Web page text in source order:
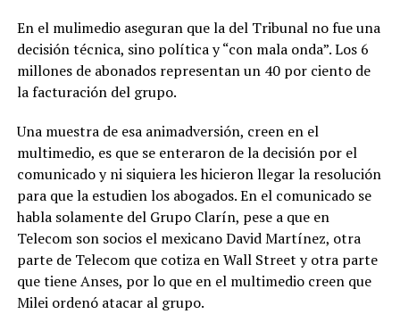
En el mulimedio aseguran que la del Tribunal no fue una
decisión técnica, sino política y “con mala onda”. Los 6
millones de abonados representan un 40 por ciento de
la facturación del grupo.
Una muestra de esa animadversión, creen en el
multimedio, es que se enteraron de la decisión por el
comunicado y ni siquiera les hicieron llegar la resolución
para que la estudien los abogados. En el comunicado se
habla solamente del Grupo Clarín, pese a que en
Telecom son socios el mexicano David Martínez, otra
parte de Telecom que cotiza en Wall Street y otra parte
que tiene Anses, por lo que en el multimedio creen que
Milei ordenó atacar al grupo.